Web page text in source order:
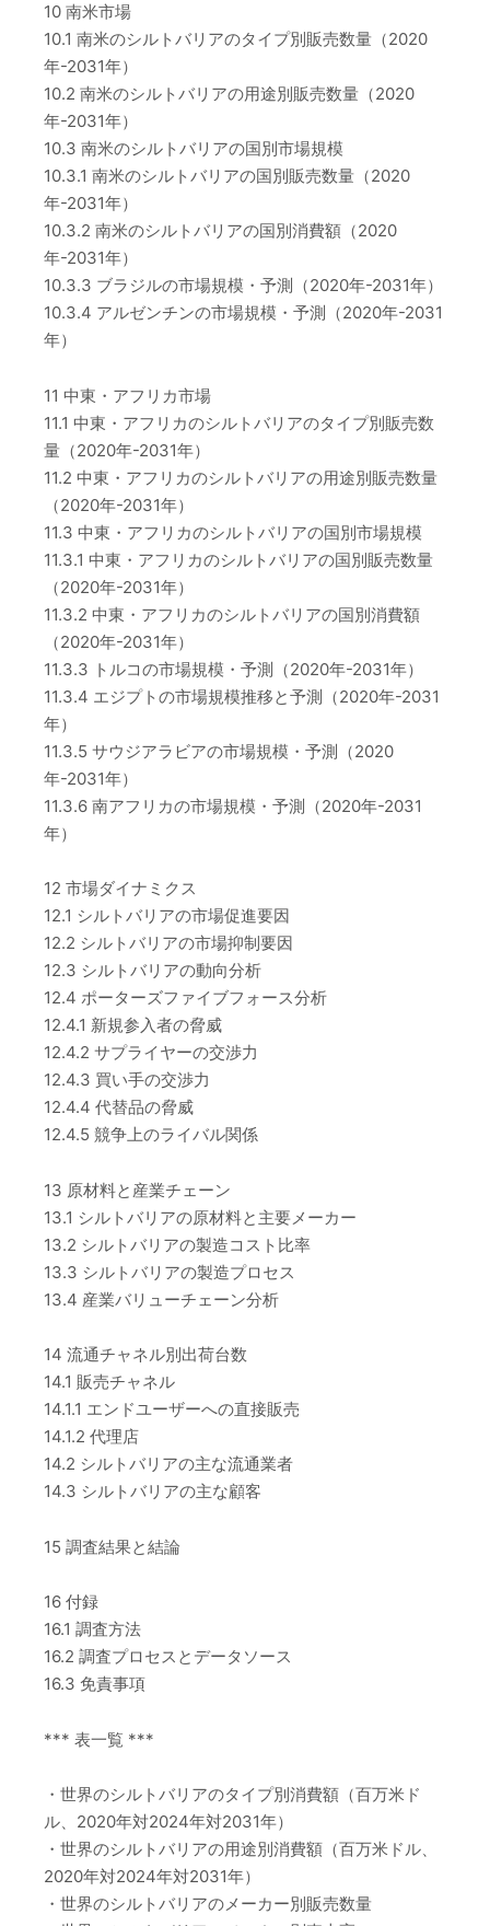
10 南米市場
10.1 南米のシルトバリアのタイプ別販売数量（2020
年-2031年）
10.2 南米のシルトバリアの用途別販売数量（2020
年-2031年）
10.3 南米のシルトバリアの国別市場規模
10.3.1 南米のシルトバリアの国別販売数量（2020
年-2031年）
10.3.2 南米のシルトバリアの国別消費額（2020
年-2031年）
10.3.3 ブラジルの市場規模・予測（2020年-2031年）
10.3.4 アルゼンチンの市場規模・予測（2020年-2031
年）
11 中東・アフリカ市場
11.1 中東・アフリカのシルトバリアのタイプ別販売数
量（2020年-2031年）
11.2 中東・アフリカのシルトバリアの用途別販売数量
（2020年-2031年）
11.3 中東・アフリカのシルトバリアの国別市場規模
11.3.1 中東・アフリカのシルトバリアの国別販売数量
（2020年-2031年）
11.3.2 中東・アフリカのシルトバリアの国別消費額
（2020年-2031年）
11.3.3 トルコの市場規模・予測（2020年-2031年）
11.3.4 エジプトの市場規模推移と予測（2020年-2031
年）
11.3.5 サウジアラビアの市場規模・予測（2020
年-2031年）
11.3.6 南アフリカの市場規模・予測（2020年-2031
年）
12 市場ダイナミクス
12.1 シルトバリアの市場促進要因
12.2 シルトバリアの市場抑制要因
12.3 シルトバリアの動向分析
12.4 ポーターズファイブフォース分析
12.4.1 新規参入者の脅威
12.4.2 サプライヤーの交渉力
12.4.3 買い手の交渉力
12.4.4 代替品の脅威
12.4.5 競争上のライバル関係
13 原材料と産業チェーン
13.1 シルトバリアの原材料と主要メーカー
13.2 シルトバリアの製造コスト比率
13.3 シルトバリアの製造プロセス
13.4 産業バリューチェーン分析
14 流通チャネル別出荷台数
14.1 販売チャネル
14.1.1 エンドユーザーへの直接販売
14.1.2 代理店
14.2 シルトバリアの主な流通業者
14.3 シルトバリアの主な顧客
15 調査結果と結論
16 付録
16.1 調査方法
16.2 調査プロセスとデータソース
16.3 免責事項
*** 表一覧 ***
・世界のシルトバリアのタイプ別消費額（百万米ド
ル、2020年対2024年対2031年）
・世界のシルトバリアの用途別消費額（百万米ドル、
2020年対2024年対2031年）
・世界のシルトバリアのメーカー別販売数量